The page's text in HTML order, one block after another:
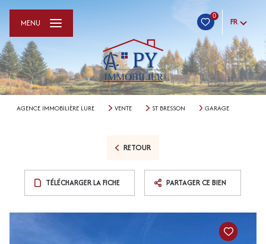
0
FR
MENU
AGENCE IMMOBILIÈRE LURE VENTE ST BRESSON GARAGE
RETOUR
TÉLÉCHARGER LA FICHE PARTAGER CE BIEN